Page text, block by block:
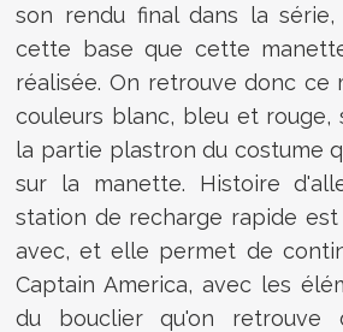
son rendu final dans la
cette base que cette
réalisée. On retrouve donc ce
couleurs blanc, bleu et rouge,
la partie plastron du costume
sur la manette. Histoire
station de recharge rapide
avec, et elle permet de
Captain America, avec les
du bouclier qu'on retrouve